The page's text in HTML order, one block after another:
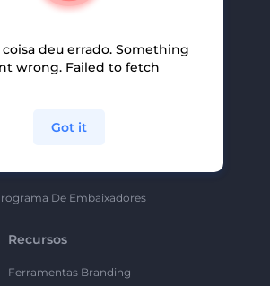
De Afiliados
De Embaixadores
Recursos
Ferramentas Branding
deu errado. Something
wrong. Failed to fetch
Got it